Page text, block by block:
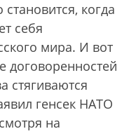
когда
себя
мира. И вот
договоренностей
стягиваются
генсек НАТО
на